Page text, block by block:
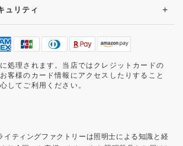
ュリティ +
処理されます。当店ではクレジットカードの
客様のカード情報にアクセスしたりすること
してご利用ください。
イティングファクトリーは照明士による知識と経